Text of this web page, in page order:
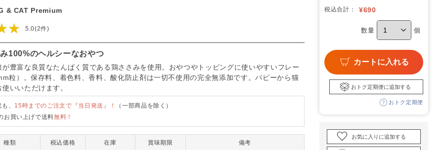
& CAT Premium
5.0(2件)
100%のヘルシーなおやつ
が豊富な良質なたんぱく質である鶏ささみを使用。おやつやトッピングに使いやすいフレー
粒）。保存料、着色料、香料、酸化防止剤は一切不使用の完全無添加です。パピーから猫
いいただけます。
、 15時までのご注文で『当日発送』！
（一部商品を除く）
お買い上げで送料無料！
種類 税込価格 在庫 賞味期限
備考
税込合計：
¥690
数量 個
カートに入れる
おトク定期便に追加する
おトク定期便
お気に入りに追加する